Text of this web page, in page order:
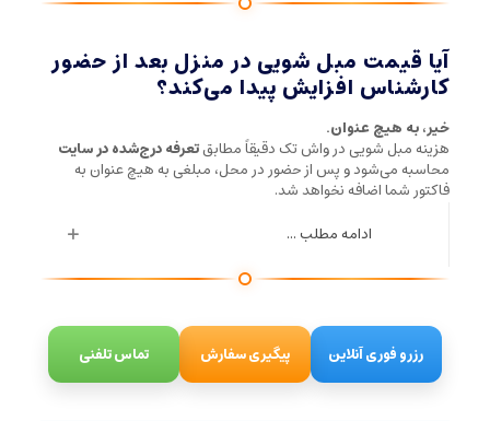
آیا قیمت مبل شویی در منزل بعد از حضور
کارشناس افزایش پیدا می‌کند؟
خیر، به هیچ عنوان.
هزینه مبل شویی در واش تک دقیقاً مطابقتعرفه درج‌شده در سایت
محاسبه می‌شود و پس از حضور در محل، مبلغی به هیچ عنوان به
فاکتور شما اضافه نخواهد شد.
ادامه مطلب ...
رزرو فوری آنلاین پیگیری سفارش تماس تلفنی